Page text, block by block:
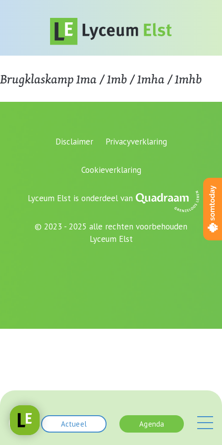
Actueel Agenda
Brugklaskamp 1ma / 1mb / 1mha / 1mhb
Disclaimer Privacyverklaring
Cookieverklaring
Lyceum Elst is onderdeel van
© 2023 - 2025 alle rechten voorbehouden
Lyceum Elst